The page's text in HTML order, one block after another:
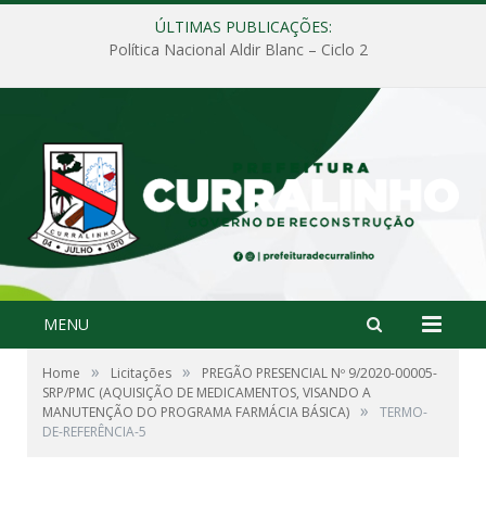
ÚLTIMAS PUBLICAÇÕES:
Política Nacional Aldir Blanc – Ciclo 2
MENU
Home » Licitações »
PREGÃO PRESENCIAL Nº 9/2020-00005-
SRP/PMC (AQUISIÇÃO DE MEDICAMENTOS, VISANDO A
MANUTENÇÃO DO PROGRAMA FARMÁCIA BÁSICA) »
TERMO-
DE-REFERÊNCIA-5